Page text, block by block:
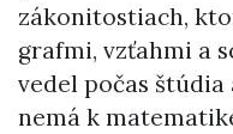
zákonitostiach,
grafmi, vzťahmi a
vedel počas štúdia
nemá k